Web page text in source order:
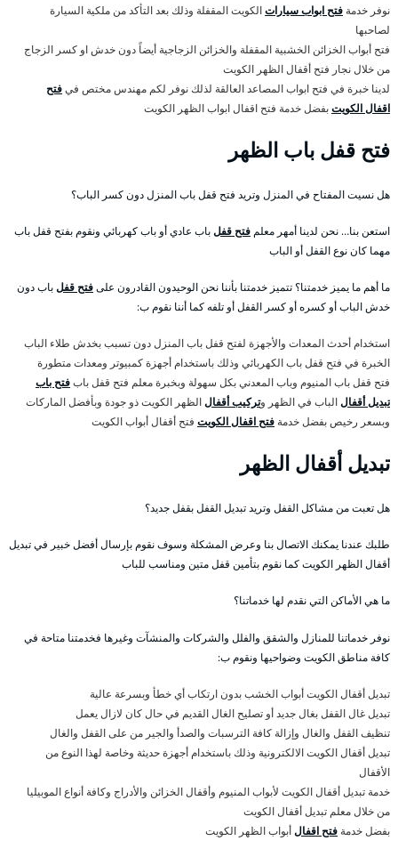
نوفر خدمة فتح ابواب سياراتالكويت المقفلة وذلك بعد التأكد من ملكية السيارة
لصاحبها
فتح أبواب الخزائن الخشبية المقفلة والخزائن الزجاجية أيضاً دون خدش او كسر الزجاج
من خلال نجار فتح أقفال الظهر الكويت
لدينا خبرة في فتح ابواب المصاعد العالقة لذلك نوفر لكم مهندس مختص فيفتح
اقفال الكويتبفضل خدمة فتح اقفال ابواب الظهر الكويت
فتح قفل باب الظهر
هل نسيت المفتاح في المنزل وتريد فتح قفل باب المنزل دون كسر الباب؟
استعن بنا… نحن لدينا أمهر معلم فتح قفلباب عادي أو باب كهربائي ونقوم بفتح قفل باب
مهما كان نوع القفل أو الباب
ما أهم ما يميز خدمتنا؟ تتميز خدمتنا بأننا نحن الوحيدون القادرون علىفتح قفلباب دون
خدش الباب أو كسره أو كسر القفل أو تلفه كما أننا نقوم ب:
استخدام أحدث المعدات والأجهزة لفتح قفل باب المنزل دون تسبب بخدش طلاء الباب
الخبرة في فتح قفل باب الكهربائي وذلك باستخدام أجهزة كمبيوتر ومعدات متطورة
فتح قفل باب المنيوم وباب المعدني بكل سهولة وبخبرة معلم فتح قفل بابفتح باب
تبديل أقفالالباب في الظهر وتركيب أقفالالظهر الكويت ذو جودة وبأفضل الماركات
وبسعر رخيص بفضل خدمة فتح اقفال الكويت فتح أقفال أبواب الكويت
تبديل أقفال الظهر
هل تعبت من مشاكل القفل وتريد تبديل القفل بقفل جديد؟
طلبك عندنا يمكنك الاتصال بنا وعرض المشكلة وسوف نقوم بإرسال أفضل خبير في تبديل
أقفال الظهر الكويت كما نقوم بتأمين قفل متين ومناسب للباب
ما هي الأماكن التي نقدم لها خدماتنا؟
نوفر خدماتنا للمنازل والشقق والفلل والشركات والمنشآت وغيرها فخدمتنا متاحة في
كافة مناطق الكويت وضواحيها ونقوم ب:
تبديل أقفال الكويت أبواب الخشب بدون ارتكاب أي خطأ وبسرعة عالية
تبديل غال القفل بغال جديد أو تصليح الغال القديم في حال كان لازال يعمل
تنظيف القفل والغال وإزالة كافة الترسبات والصدأ والجير من على القفل والغال
تبديل أقفال الكويت الالكترونية وذلك باستخدام أجهزة حديثة وخاصة لهذا النوع من
الأقفال
خدمة تبديل أقفال الكويت لأبواب المنيوم وأقفال الخزائن والأدراج وكافة أنواع الموبيليا
من خلال معلم تبديل أقفال الكويت
بفضل خدمة فتح اقفالأبواب الظهر الكويت